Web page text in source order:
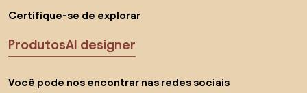
Certifique-se de explorar
ProdutosAI designer
Você pode nos encontrar nas redes sociais